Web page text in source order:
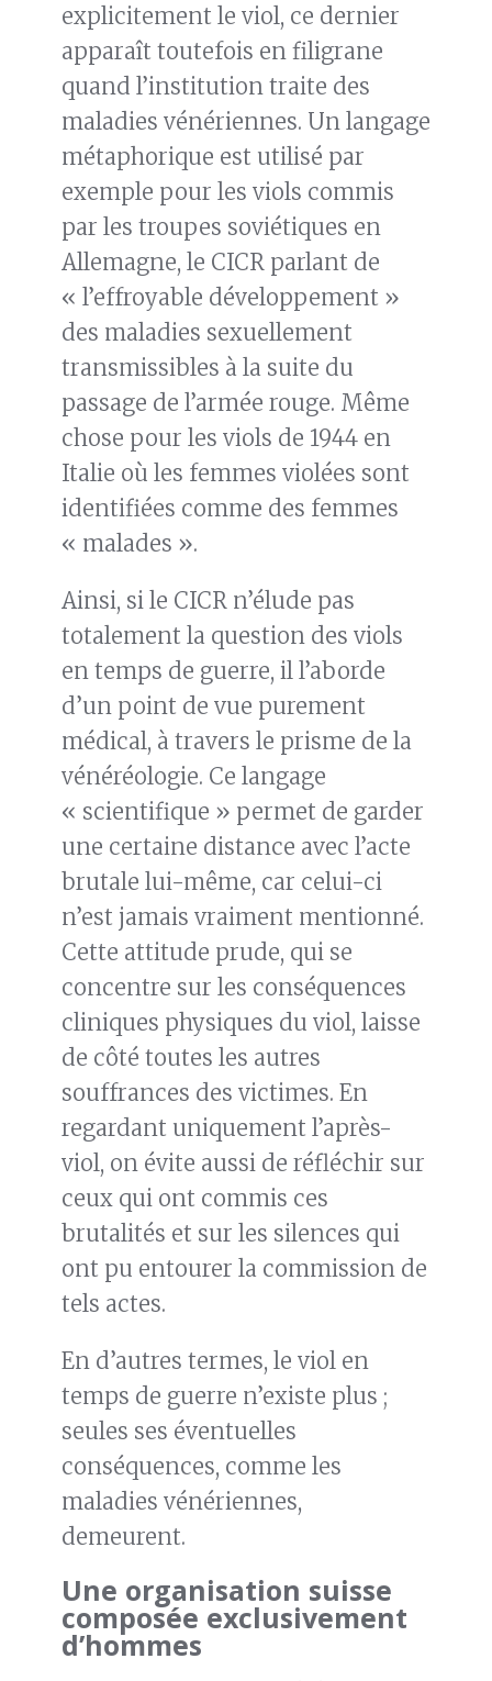
explicitement le viol, ce dernier
apparaît toutefois en filigrane
quand l’institution traite des
maladies vénériennes. Un langage
métaphorique est utilisé par
exemple pour les viols commis
par les troupes soviétiques en
Allemagne, le CICR parlant de
« l’effroyable développement »
des maladies sexuellement
transmissibles à la suite du
passage de l’armée rouge. Même
chose pour les viols de 1944 en
Italie où les femmes violées sont
identifiées comme des femmes
« malades ».
Ainsi, si le CICR n’élude pas
totalement la question des viols
en temps de guerre, il l’aborde
d’un point de vue purement
médical, à travers le prisme de la
vénéréologie. Ce langage
« scientifique » permet de garder
une certaine distance avec l’acte
brutale lui-même, car celui-ci
n’est jamais vraiment mentionné.
Cette attitude prude, qui se
concentre sur les conséquences
cliniques physiques du viol, laisse
de côté toutes les autres
souffrances des victimes. En
regardant uniquement l’après-
viol, on évite aussi de réfléchir sur
ceux qui ont commis ces
brutalités et sur les silences qui
ont pu entourer la commission de
tels actes.
En d’autres termes, le viol en
temps de guerre n’existe plus ;
seules ses éventuelles
conséquences, comme les
maladies vénériennes,
demeurent.
Une organisation suisse
composée exclusivement
d’hommes